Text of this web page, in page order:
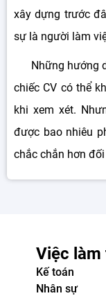
xây dựng trước
sự là người làm
Những hướng
chiếc CV có thể
khi xem xét.
được bao nhiêu
chắc chắn hơn
Việc làm
Kế toán
Nhân sự